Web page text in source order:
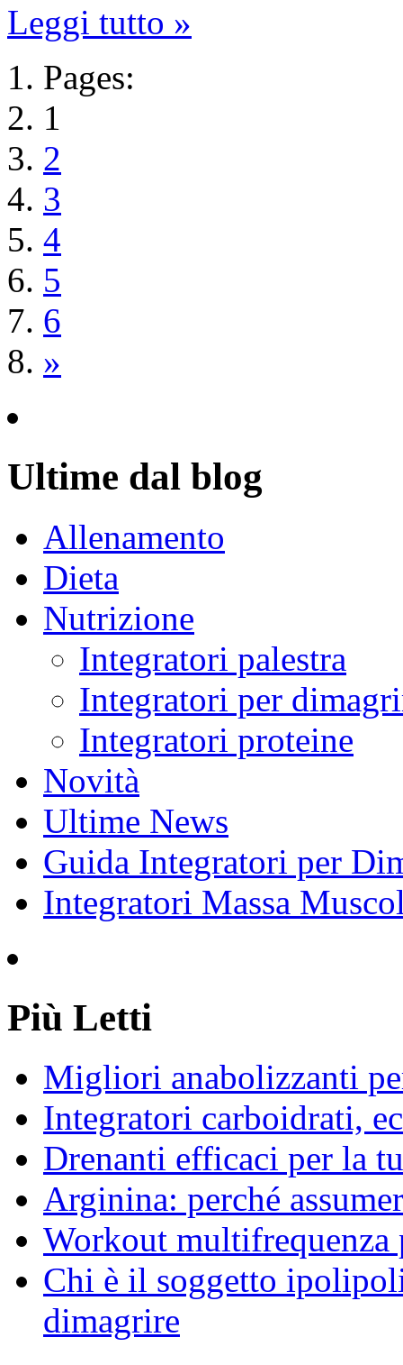
Leggi tutto »
Pages:
1
2
3
4
5
6
»
Ultime dal blog
Allenamento
Dieta
Nutrizione
Integratori palestra
Integratori per
Integratori proteine
Novità
Ultime News
Guida Integratori per
Integratori Massa
Più Letti
Migliori anabolizzanti
Integratori carboidrati,
Drenanti efficaci per la
Arginina: perché
Workout multifrequenza
Chi è il soggetto
dimagrire